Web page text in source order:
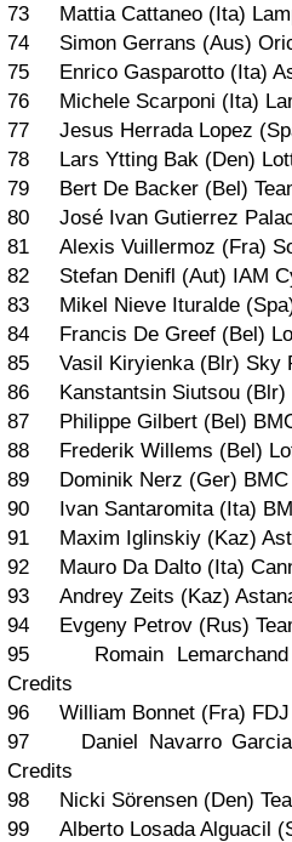
73 Mattia Cattaneo (Ita)
74 Simon Gerrans (Aus)
75 Enrico Gasparotto (Ita)
76 Michele Scarponi (Ita)
77 Jesus Herrada Lopez
78 Lars Ytting Bak (Den)
79 Bert De Backer (Bel)
80 José Ivan Gutierrez
81 Alexis Vuillermoz (Fra)
82 Stefan Denifl (Aut) IAM
83 Mikel Nieve Ituralde
84 Francis De Greef (Bel)
85 Vasil Kiryienka (Blr) Sky
86 Kanstantsin Siutsou (Blr)
87 Philippe Gilbert (Bel)
88 Frederik Willems (Bel)
89 Dominik Nerz (Ger) BMC
90 Ivan Santaromita (Ita)
91 Maxim Iglinskiy (Kaz)
92 Mauro Da Dalto (Ita)
93 Andrey Zeits (Kaz)
94 Evgeny Petrov (Rus)
95 Romain Lemarchand
Credits
96 William Bonnet (Fra) FDJ
97 Daniel Navarro Garcia
Credits
98 Nicki Sörensen (Den)
99 Alberto Losada Alguacil